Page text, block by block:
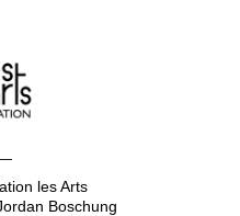
les Arts
Boschung